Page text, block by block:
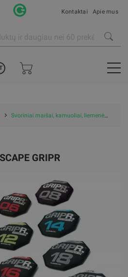
Kontaktai Apie mus
Svoriniai maišai, kamuoliai, liemenės, riešo svoriai
GRIPR